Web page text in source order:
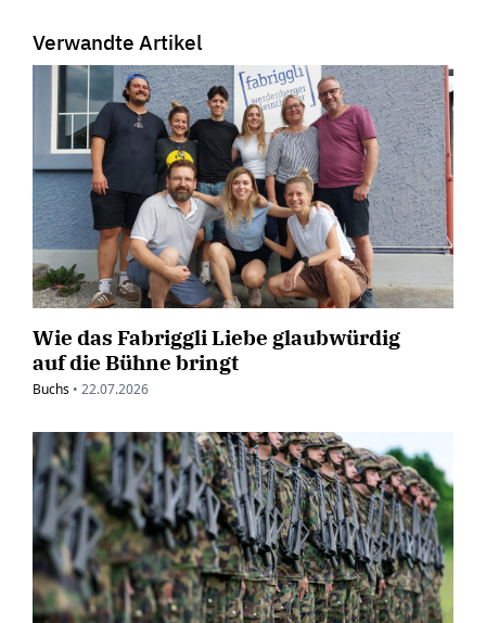
Verwandte Artikel
Wie das Fabriggli Liebe glaubwürdig
auf die Bühne bringt
Buchs • 22.07.2026